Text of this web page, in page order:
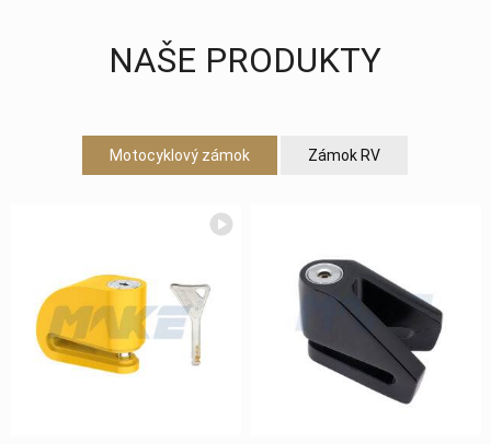
NAŠE PRODUKTY
Motocyklový zámok Zámok RV